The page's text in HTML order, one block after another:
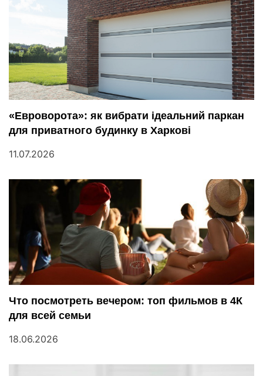
«Евроворота»: як вибрати ідеальний паркан
для приватного будинку в Харкові
11.07.2026
Что посмотреть вечером: топ фильмов в 4К
для всей семьи
18.06.2026